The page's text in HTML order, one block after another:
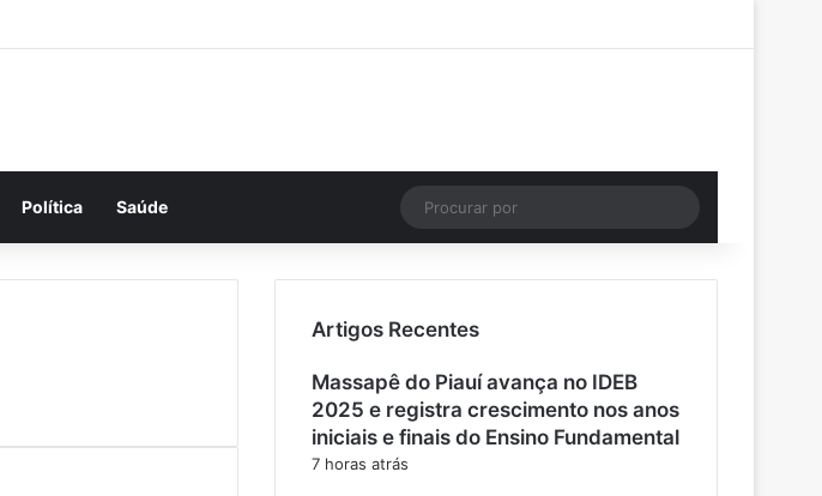
Instagram
Política Saúde Artigo aleatório
por
Artigos Recentes
Massapê do Piauí avança no IDEB
2025 e registra crescimento nos anos
iniciais e finais do Ensino Fundamental
7 horas atrás